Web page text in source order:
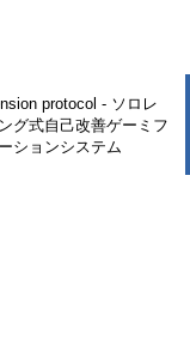
protocol - ソロレ
グ式自己改善ゲーミフ
ションシステム